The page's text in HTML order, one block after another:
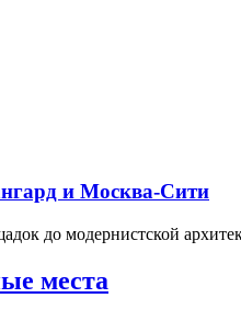
и Москва-Сити
до модернистской
места